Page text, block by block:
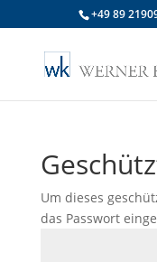
+49 89
Um dieses
das Passwort